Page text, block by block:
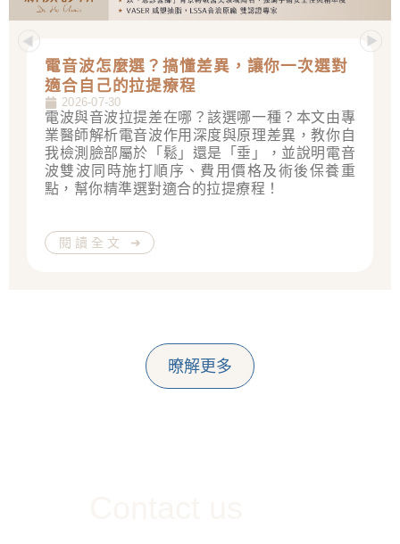
電音波怎麼選？搞懂差異，讓你一次選對
適合自己的拉提療程
2026-07-30
電波與音波拉提差在哪？該選哪一種？本文由專
業醫師解析電音波作用深度與原理差異，教你自
我檢測臉部屬於「鬆」還是「垂」，並說明電音
波雙波同時施打順序、費用價格及術後保養重
點，幫你精準選對適合的拉提療程！
閱讀全文 ➜
暸解更多